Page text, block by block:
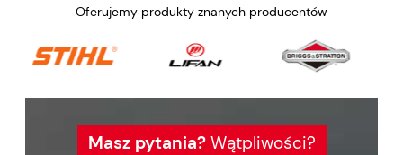
Oferujemy produkty znanych producentów
Masz pytania?Wątpliwości?